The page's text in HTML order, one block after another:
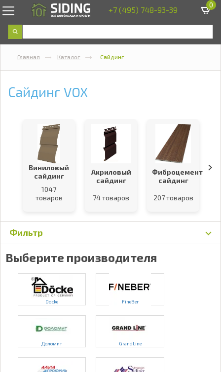
+7 (495) 748-93-39 0
Главная Каталог Сайдинг
Сайдинг VOX
Виниловый
сайдинг
1047
товаров
Акриловый
сайдинг
74 товаров
Фиброцементный
сайдинг
207 товаров
Фильтр
Выберите производителя
Docke FineBer
Доломит GrandLine